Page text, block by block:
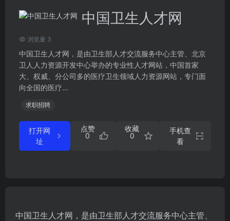
中国卫生人才网
浏览量 3
中国卫生人才网，是由卫生部人才交流服务中心主管、北京
卫人人力资源开发中心举办的专业性人才网站，中国首家
大、权威、分公司多的医疗卫生领域人力资源网站，专门面
向全国的医疗...
求职招聘
打开网
址
点赞
0
收藏
0
手机查
看
中国卫生人才网，是由卫生部人才交流服务中心主管、